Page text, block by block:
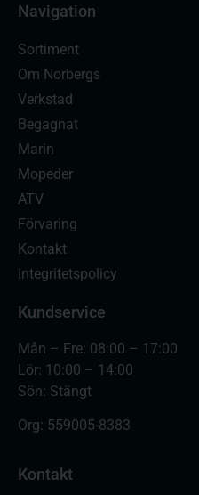
Navigation
Sortiment
Om Norbergs
Verkstad
Begagnat
Marin
Mopeder
ATV
Förvaring
Kontakt
Integritetspolicy
Kundservice
Mån – Fre: 08:00 – 17:00
Lör: 10:00 – 14:00
Sön: Stängt
Org: 559005-8383
Kontakt